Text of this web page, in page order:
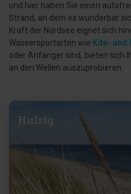
und hier haben Sie einen
Strand, an dem es wunderbar
Kraft der Nordsee eignet sich
Wassersportarten wie Kite- und
oder Anfänger sind, bieten sich
an den Wellen auszuprobieren.
Hulsig